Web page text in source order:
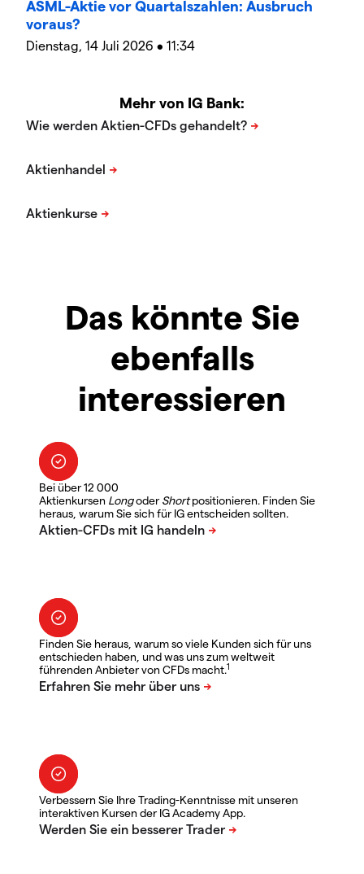
ASML-Aktie vor Quartalszahlen: Ausbruch
voraus?
Dienstag, 14 Juli 2026 • 11:34
Mehr von IG Bank:
Das könnte Sie
ebenfalls
interessieren
Bei über 12 000
Aktienkursen LongoderShortpositionieren. Finden Sie
heraus, warum Sie sich für IG entscheiden sollten.
Finden Sie heraus, warum so viele Kunden sich für uns
entschieden haben, und was uns zum weltweit
führenden Anbieter von CFDs macht.1
Verbessern Sie Ihre Trading-Kenntnisse mit unseren
interaktiven Kursen der IG Academy App.